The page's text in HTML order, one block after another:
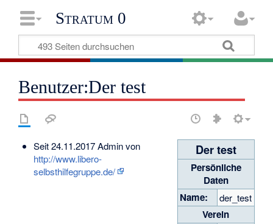
Stratum 0
Benutzer:Der test
Der test
Persönliche
Daten
Name:
der_test
Verein
Seit 24.11.2017 Admin von
http://www.libero-
selbsthilfegruppe.de/